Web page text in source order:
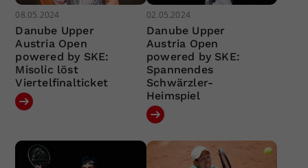
08.05.2024
Danube Upper
Austria Open
powered by SKE:
Misolic löst
Viertelfinalticket
02.05.2024
Danube Upper
Austria Open
powered by SKE:
Spannendes
Schwärzler-
Heimspiel